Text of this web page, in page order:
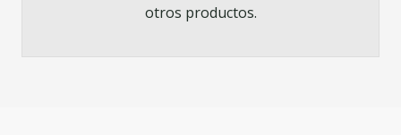
otros productos.